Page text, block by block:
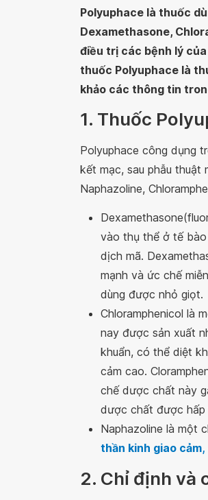
Polyuphace là thuốc
Dexamethasone,
điều trị các bệnh lý
thuốc Polyuphace là
khảo các thông tin
1. Thuốc
Polyuphace công dụng
kết mạc, sau phẫu
Naphazoline,
vào thụ thể ở tế
dịch mã.
mạnh và ức chế
dùng được nhỏ giọt.
Chloramphenicol là
nay được sản xuất
khuẩn, có thể diệt
cảm cao.
chế dược chất này
dược chất được hấp
Naphazoline là một
thần kinh giao cảm,
2. Chỉ định và